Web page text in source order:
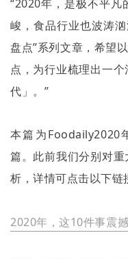
“2020年，是极不平凡
峻，食品行业也波涛汹
盘点”系列文章，希望以
点，为行业梳理出一
代」。 ”
本篇为Foodaily2020
篇。此前我们分别对
析，详情可点击以下链
2020年，这10件事震